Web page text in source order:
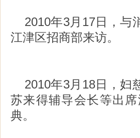
2010年3月17日，与
江津区招商部来访。
2010年3月18日，妇
苏来得辅导会长等出
典。